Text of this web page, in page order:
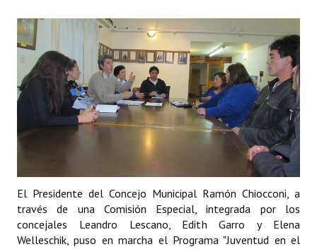
Programas
LEGISLACIÓN
Constitución Nacional
Constitución Provincial
Digesto
Organigrama
El Presidente del Concejo Municipal Ramón Chiocconi, a
través de una Comisión Especial, integrada por los
concejales Leandro Lescano, Edith Garro y Elena
Welleschik, puso en marcha el Programa "Juventud en el